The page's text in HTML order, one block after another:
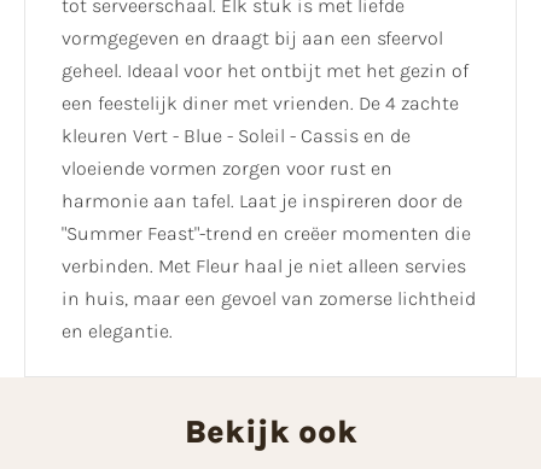
tot serveerschaal. Elk stuk is met liefde
vormgegeven en draagt bij aan een sfeervol
geheel. Ideaal voor het ontbijt met het gezin of
een feestelijk diner met vrienden. De 4 zachte
kleuren Vert - Blue - Soleil - Cassis en de
vloeiende vormen zorgen voor rust en
harmonie aan tafel. Laat je inspireren door de
"Summer Feast"-trend en creëer momenten die
verbinden. Met Fleur haal je niet alleen servies
in huis, maar een gevoel van zomerse lichtheid
en elegantie.
Bekijk ook